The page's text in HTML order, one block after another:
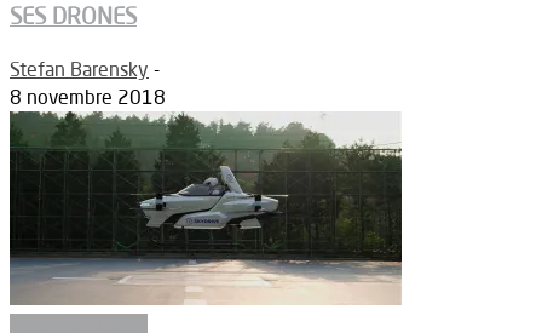
SES DRONES
Stefan Barensky -
8 novembre 2018